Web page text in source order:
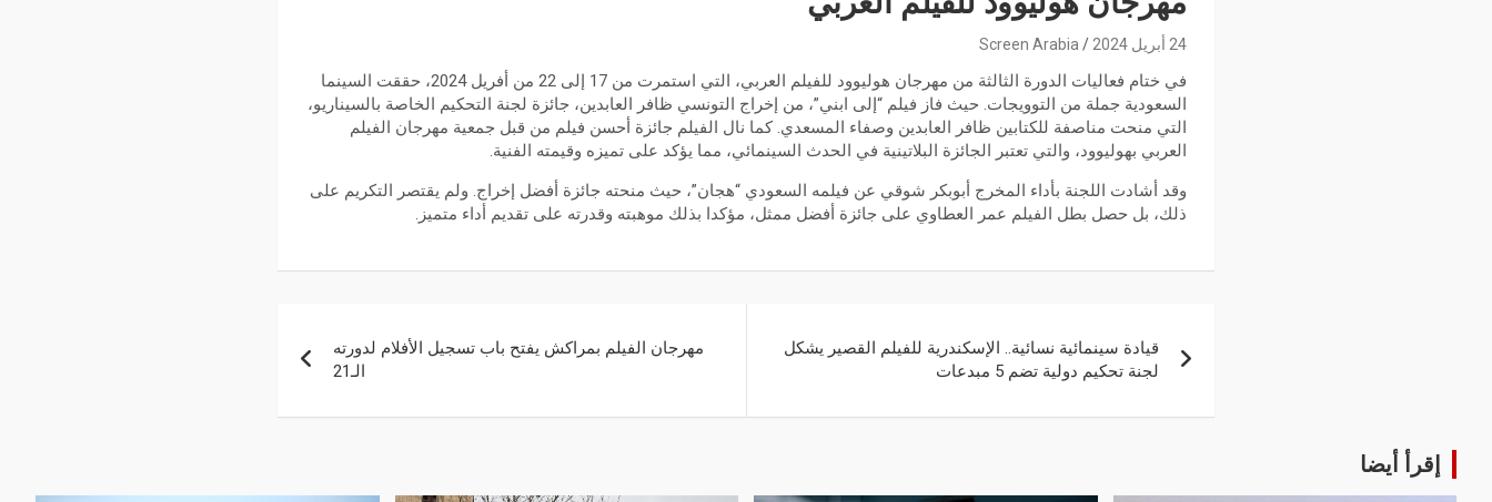
24 أبريل 2024 Screen Arabia
في ختام فعاليات الدورة الثالثة من مهرجان هوليوود للفيلم العربي، التي استمرت من 17 إلى 22 من أفريل 2024، حققت السينما
السعودية جملة من التوويجات. حيث فاز فيلم “إلى ابني”، من إخراج التونسي ظافر العابدين، جائزة لجنة التحكيم الخاصة بالسيناريو،
التي منحت مناصفة للكتابين ظافر العابدين وصفاء المسعدي. كما نال الفيلم جائزة أحسن فيلم من قبل جمعية مهرجان الفيلم
العربي بهوليوود، والتي تعتبر الجائزة البلاتينية في الحدث السينمائي، مما يؤكد على تميزه وقيمته الفنية.
وقد أشادت اللجنة بأداء المخرج أبوبكر شوقي عن فيلمه السعودي “هجان”، حيث منحته جائزة أفضل إخراج. ولم يقتصر التكريم على
ذلك، بل حصل بطل الفيلم عمر العطاوي على جائزة أفضل ممثل، مؤكدا بذلك موهبته وقدرته على تقديم أداء متميز.
قيادة سينمائية نسائية.. الإسكندرية للفيلم القصير يشكل
لجنة تحكيم دولية تضم 5 مبدعات
مهرجان الفيلم بمراكش يفتح باب تسجيل الأفلام لدورته
الـ21
إقرأ أيضا